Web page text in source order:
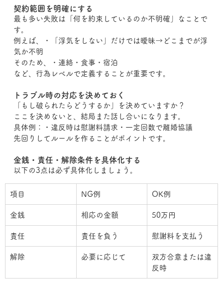
契約範囲を明確にする
最も多い失敗は「何を約束しているのか不明確」なことで
す。
例えば、・「浮気をしない」だけでは曖昧→どこまでが浮
気か不明
そのため、・連絡・食事・宿泊
など、行為レベルで定義することが重要です。
トラブル時の対応を決めておく
「もし破られたらどうするか」を決めていますか？
ここを決めないと、結局また話し合いになります。
具体例：・違反時は慰謝料請求・一定回数で離婚協議
先回りしてルールを作ることがポイントです。
金銭・責任・解除条件を具体化する
以下の3点は必ず具体化しましょう。
項目 NG例 OK例
金銭 相応の金額 50万円
責任 責任を負う 慰謝料を支払う
解除 必要に応じて
双方合意または違
反時